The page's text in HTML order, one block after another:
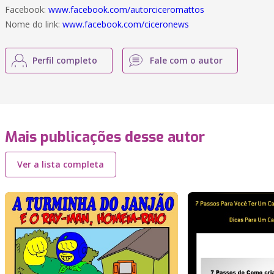
Facebook: www.facebook.com/autorciceromattos
Nome do link: www.facebook.com/ciceronews
Perfil completo Fale com o autor
Mais publicações desse autor
Ver a lista completa